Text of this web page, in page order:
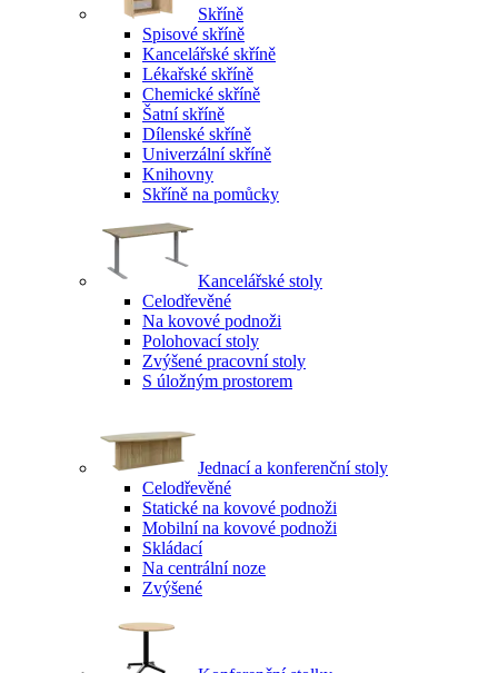
Skříně
Spisové skříně
Kancelářské skříně
Lékařské skříně
Chemické skříně
Šatní skříně
Dílenské skříně
Univerzální skříně
Knihovny
Skříně na pomůcky
Kancelářské stoly
Celodřevěné
Na kovové podnoži
Polohovací stoly
Zvýšené pracovní stoly
S úložným prostorem
Jednací a konferenční stoly
Celodřevěné
Statické na kovové podnoži
Mobilní na kovové podnoži
Skládací
Na centrální noze
Zvýšené